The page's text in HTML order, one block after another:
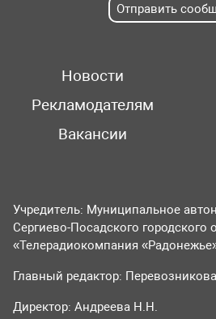
Отправить
Новости
Рекламодателям
Вакансии
Учредитель: Муниципальное
Сергиево-Посадского городского
«Телерадиокомпания
Главный редактор:
Директор: Андреева Н.Н.